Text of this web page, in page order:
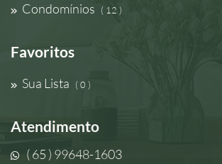
Condomínios ( 12 )
Favoritos
Sua Lista ( 0 )
Atendimento
( 65 ) 99648-1603